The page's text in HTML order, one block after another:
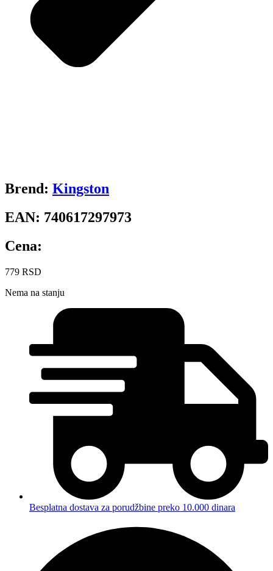
Brend: Kingston
EAN: 740617297973
Cena:
779 RSD
Nema na stanju
Besplatna dostava za porudžbine preko 10.000 dinara